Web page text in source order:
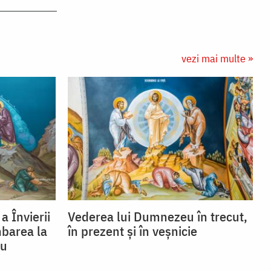
vezi mai multe »
Învierii
la
Vederea lui Dumnezeu în trecut,
în prezent și în veșnicie